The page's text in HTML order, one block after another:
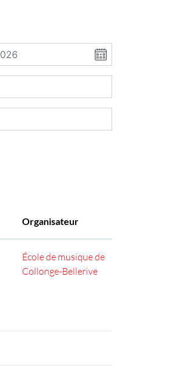
Organisateur
École de musique de
Collonge-Bellerive